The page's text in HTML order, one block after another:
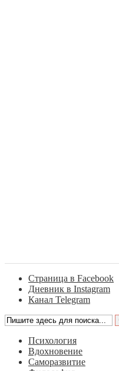
Страница в Facebook
Дневник в Instagram
Канал Telegram
Психология
Вдохновение
Саморазвитие